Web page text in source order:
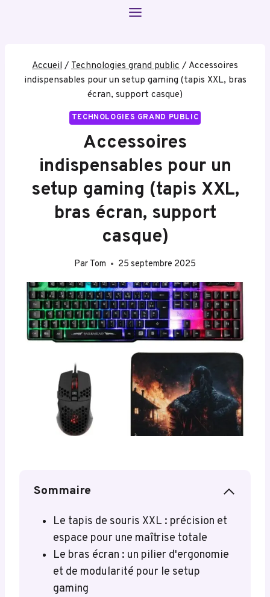
Accueil / Technologies grand public / Accessoires
indispensables pour un setup gaming (tapis XXL, bras
écran, support casque)
TECHNOLOGIES GRAND PUBLIC
Accessoires
indispensables pour un
setup gaming (tapis XXL,
bras écran, support
casque)
Par Tom 25 septembre 2025
Sommaire
Le tapis de souris XXL : précision et
espace pour une maîtrise totale
Le bras écran : un pilier d'ergonomie
et de modularité pour le setup
gaming